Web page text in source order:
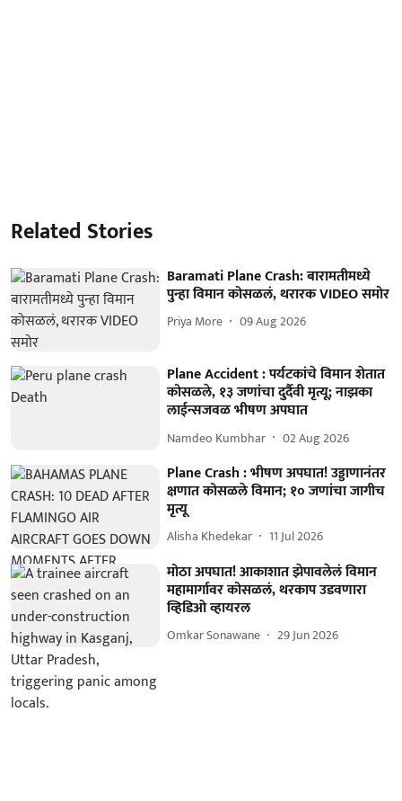
Related Stories
Baramati Plane Crash: बारामतीमध्ये
पुन्हा विमान कोसळलं, थरारक VIDEO समोर
Priya More 09 Aug 2026
Plane Accident : पर्यटकांचे विमान शेतात
कोसळले, १३ जणांचा दुर्दैवी मृत्यू; नाझका
लाईन्सजवळ भीषण अपघात
Namdeo Kumbhar 02 Aug 2026
Plane Crash : भीषण अपघात! उड्डाणानंतर
क्षणात कोसळले विमान; १० जणांचा जागीच
मृत्यू
Alisha Khedekar 11 Jul 2026
मोठा अपघात! आकाशात झेपावलेलं विमान
महामार्गावर कोसळलं, थरकाप उडवणारा
व्हिडिओ व्हायरल
Omkar Sonawane 29 Jun 2026